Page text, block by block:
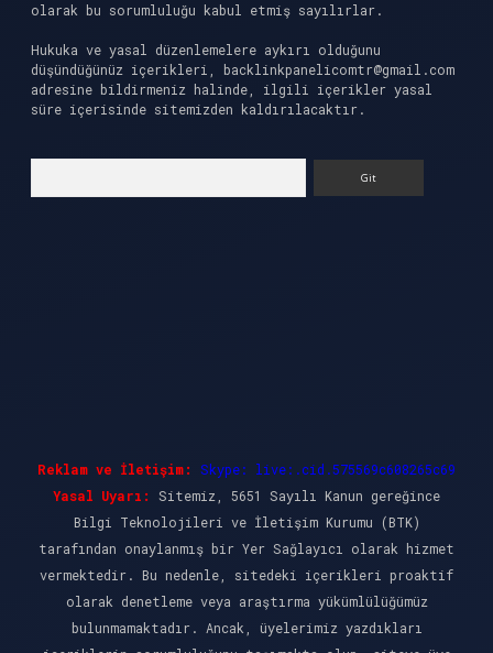
olarak bu sorumluluğu kabul etmiş sayılırlar.
Hukuka ve yasal düzenlemelere aykırı olduğunu
düşündüğünüz içerikleri, backlinkpanelicomtr@gmail.com
adresine bildirmeniz halinde, ilgili içerikler yasal
süre içerisinde sitemizden kaldırılacaktır.
Reklam ve İletişim:
Skype: live:.cid.575569c608265c69
Yasal Uyarı:
Sitemiz, 5651 Sayılı Kanun gereğince
Bilgi Teknolojileri ve İletişim Kurumu (BTK)
tarafından onaylanmış bir Yer Sağlayıcı olarak hizmet
vermektedir. Bu nedenle, sitedeki içerikleri proaktif
olarak denetleme veya araştırma yükümlülüğümüz
bulunmamaktadır. Ancak, üyelerimiz yazdıkları